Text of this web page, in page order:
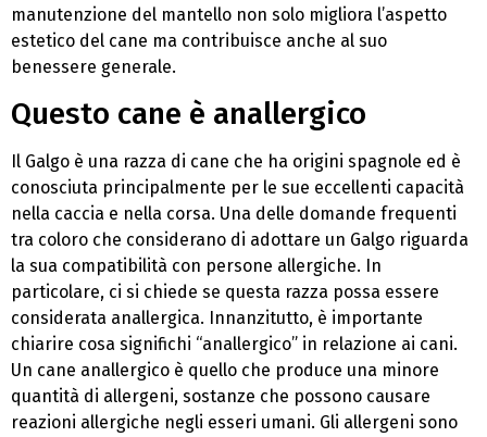
manutenzione del mantello non solo migliora l’aspetto
estetico del cane ma contribuisce anche al suo
benessere generale.
Questo cane è anallergico
Il Galgo è una razza di cane che ha origini spagnole ed è
conosciuta principalmente per le sue eccellenti capacità
nella caccia e nella corsa. Una delle domande frequenti
tra coloro che considerano di adottare un Galgo riguarda
la sua compatibilità con persone allergiche. In
particolare, ci si chiede se questa razza possa essere
considerata anallergica. Innanzitutto, è importante
chiarire cosa significhi “anallergico” in relazione ai cani.
Un cane anallergico è quello che produce una minore
quantità di allergeni, sostanze che possono causare
reazioni allergiche negli esseri umani. Gli allergeni sono